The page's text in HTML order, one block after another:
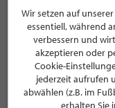
Wir setzen auf
essentiell, während
verbessern und
akzeptieren oder
Cookie-
jederzeit aufrufen
abwählen (z.B. im
erhalten Sie